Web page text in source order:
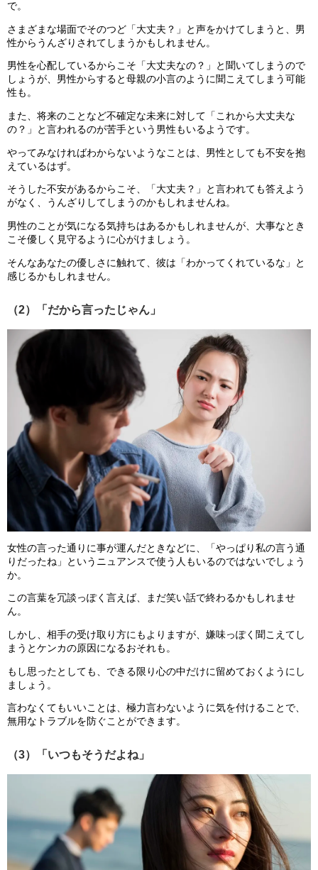
で。
さまざまな場面でそのつど「大丈夫？」と声をかけてしまうと、男
性からうんざりされてしまうかもしれません。
男性を心配しているからこそ「大丈夫なの？」と聞いてしまうので
しょうが、男性からすると母親の小言のように聞こえてしまう可能
性も。
また、将来のことなど不確定な未来に対して「これから大丈夫な
の？」と言われるのが苦手という男性もいるようです。
やってみなければわからないようなことは、男性としても不安を抱
えているはず。
そうした不安があるからこそ、「大丈夫？」と言われても答えよう
がなく、うんざりしてしまうのかもしれませんね。
男性のことが気になる気持ちはあるかもしれませんが、大事なとき
こそ優しく見守るように心がけましょう。
そんなあなたの優しさに触れて、彼は「わかってくれているな」と
感じるかもしれません。
（2）「だから言ったじゃん」
女性の言った通りに事が運んだときなどに、「やっぱり私の言う通
りだったね」というニュアンスで使う人もいるのではないでしょう
か。
この言葉を冗談っぽく言えば、まだ笑い話で終わるかもしれませ
ん。
しかし、相手の受け取り方にもよりますが、嫌味っぽく聞こえてし
まうとケンカの原因になるおそれも。
もし思ったとしても、できる限り心の中だけに留めておくようにし
ましょう。
言わなくてもいいことは、極力言わないように気を付けることで、
無用なトラブルを防ぐことができます。
（3）「いつもそうだよね」